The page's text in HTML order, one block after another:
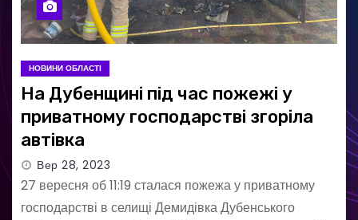
НОВИНИ ОБЛАСТІ
На Дубенщині під час пожежі у
приватному господарстві згоріла
автівка
Вер 28, 2023
27 вересня об 11:19 сталася пожежа у приватному
господарстві в селищі Демидівка Дубенського